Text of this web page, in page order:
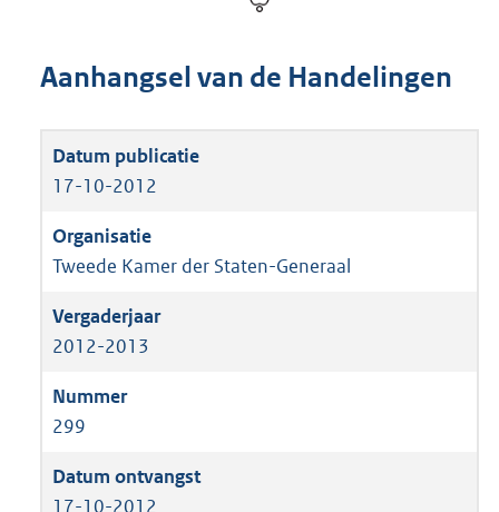
Aanhangsel van de Handelingen
17-10-2012
Tweede Kamer der Staten-Generaal
2012-2013
299
17-10-2012